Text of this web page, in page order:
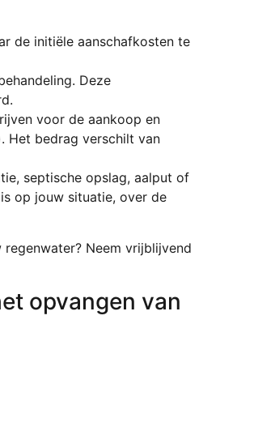
de initiële aanschafkosten te
Deze
voor de aankoop en
Het bedrag verschilt van
septische opslag, aalput of
op jouw situatie, over de
Neem vrijblijvend
opvangen van